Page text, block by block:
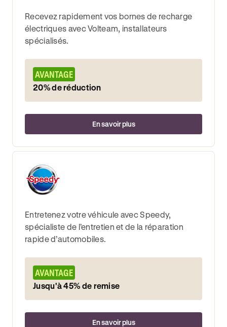
Recevez rapidement vos bornes de recharge
électriques avec Volteam, installateurs
spécialisés.
AVANTAGE
20% de réduction
En savoir plus
Entretenez votre véhicule avec Speedy,
spécialiste de l’entretien et de la réparation
rapide d’automobiles.
AVANTAGE
Jusqu'à 45% de remise
En savoir plus